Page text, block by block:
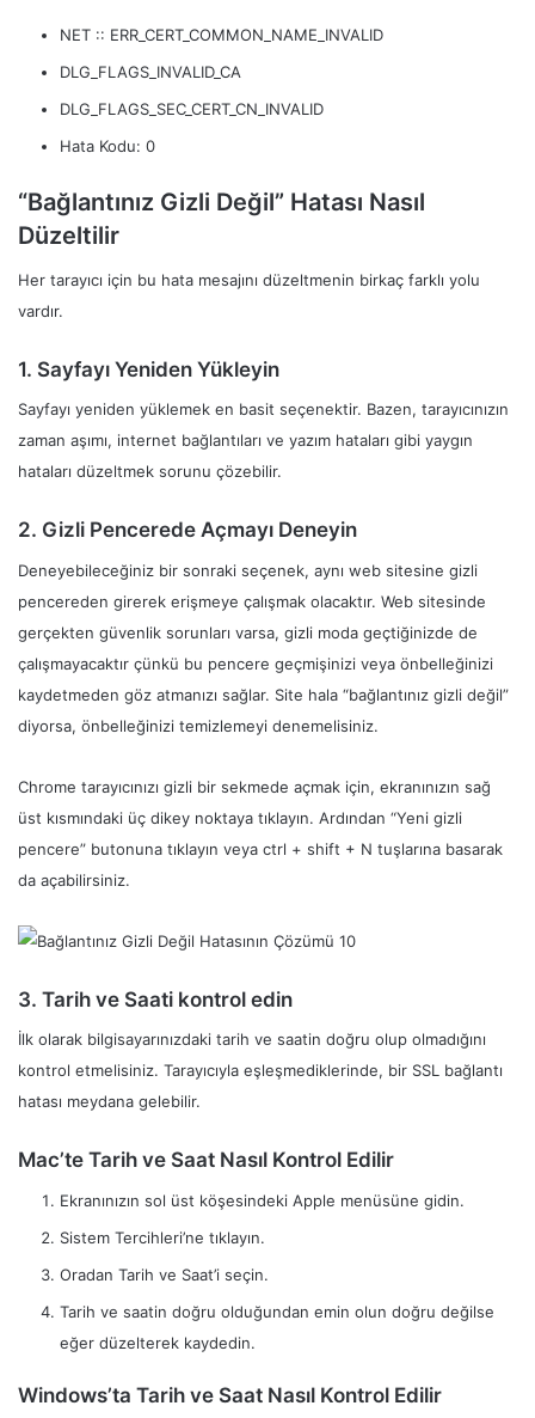
NET :: ERR_CERT_COMMON_NAME_INVALID
DLG_FLAGS_INVALID_CA
DLG_FLAGS_SEC_CERT_CN_INVALID
Hata Kodu: 0
“Bağlantınız Gizli Değil” Hatası Nasıl
Düzeltilir
Her tarayıcı için bu hata mesajını düzeltmenin birkaç farklı yolu
vardır.
1. Sayfayı Yeniden Yükleyin
Sayfayı yeniden yüklemek en basit seçenektir. Bazen, tarayıcınızın
zaman aşımı, internet bağlantıları ve yazım hataları gibi yaygın
hataları düzeltmek sorunu çözebilir.
2. Gizli Pencerede Açmayı Deneyin
Deneyebileceğiniz bir sonraki seçenek, aynı web sitesine gizli
pencereden girerek erişmeye çalışmak olacaktır. Web sitesinde
gerçekten güvenlik sorunları varsa, gizli moda geçtiğinizde de
çalışmayacaktır çünkü bu pencere geçmişinizi veya önbelleğinizi
kaydetmeden göz atmanızı sağlar. Site hala “bağlantınız gizli değil”
diyorsa, önbelleğinizi temizlemeyi denemelisiniz.
Chrome tarayıcınızı gizli bir sekmede açmak için, ekranınızın sağ
üst kısmındaki üç dikey noktaya tıklayın. Ardından “Yeni gizli
pencere” butonuna tıklayın veya ctrl + shift + N tuşlarına basarak
da açabilirsiniz.
3. Tarih ve Saati kontrol edin
İlk olarak bilgisayarınızdaki tarih ve saatin doğru olup olmadığını
kontrol etmelisiniz. Tarayıcıyla eşleşmediklerinde, bir SSL bağlantı
hatası meydana gelebilir.
Mac’te Tarih ve Saat Nasıl Kontrol Edilir
Ekranınızın sol üst köşesindeki Apple menüsüne gidin.
Sistem Tercihleri’ne tıklayın.
Oradan Tarih ve Saat’i seçin.
Tarih ve saatin doğru olduğundan emin olun doğru değilse
eğer düzelterek kaydedin.
Windows’ta Tarih ve Saat Nasıl Kontrol Edilir